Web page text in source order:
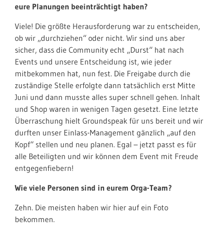
eure Planungen beeinträchtigt haben?
Viele! Die größte Herausforderung war zu entscheiden,
ob wir „durchziehen“ oder nicht. Wir sind uns aber
sicher, dass die Community echt „Durst“ hat nach
Events und unsere Entscheidung ist, wie jeder
mitbekommen hat, nun fest. Die Freigabe durch die
zuständige Stelle erfolgte dann tatsächlich erst Mitte
Juni und dann musste alles super schnell gehen. Inhalt
und Shop waren in wenigen Tagen gesetzt. Eine letzte
Überraschung hielt Groundspeak für uns bereit und wir
durften unser Einlass-Management gänzlich „auf den
Kopf“ stellen und neu planen. Egal – jetzt passt es für
alle Beteiligten und wir können dem Event mit Freude
entgegenfiebern!
Wie viele Personen sind in eurem Orga-Team?
Zehn. Die meisten haben wir hier auf ein Foto
bekommen.